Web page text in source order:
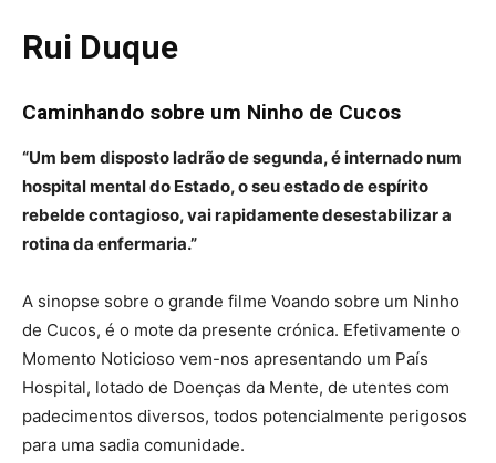
Rui Duque
Caminhando sobre um Ninho de Cucos
“Um bem disposto ladrão de segunda, é internado num
hospital mental do Estado, o seu estado de espírito
rebelde contagioso, vai rapidamente desestabilizar a
rotina da enfermaria.”
A sinopse sobre o grande filme Voando sobre um Ninho
de Cucos, é o mote da presente crónica. Efetivamente o
Momento Noticioso vem-nos apresentando um País
Hospital, lotado de Doenças da Mente, de utentes com
padecimentos diversos, todos potencialmente perigosos
para uma sadia comunidade.